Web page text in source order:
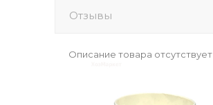
Отзывы
Описание товара отсутствует